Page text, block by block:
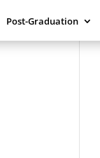
Post-Graduation